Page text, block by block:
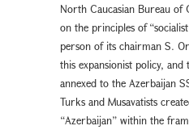
North Caucasian Bureau of
on the principles of
person of its chairman S.
this expansionist policy,
annexed to the Azerbaijan
Turks and Musavatists
“Azerbaijan” within the